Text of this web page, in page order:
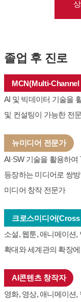
졸업 후 진로
MCN(Multi-
AI 및 빅데이터 기술을
및 컨설팅이 가능한 전
뉴미디어 전문가
AI·SW 기술을 활용하
등장하는 미디어로 쌍
미디어 창작 전문가
크로스미디어
소설, 웹툰, 애니메이션,
확대와 세계관의 확장
AI콘텐츠 창작자
영화, 영상, 애니메이션